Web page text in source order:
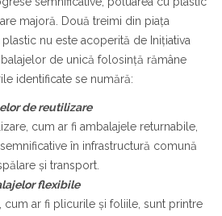
majoră. Două treimi din piața
nu este acoperită de Inițiativa
de unică folosință rămâne
identificate se numără:
de reutilizare
cum ar fi ambalajele returnabile,
în infrastructură comună
și transport.
flexibile
cum ar fi plicurile și foliile, sunt printre